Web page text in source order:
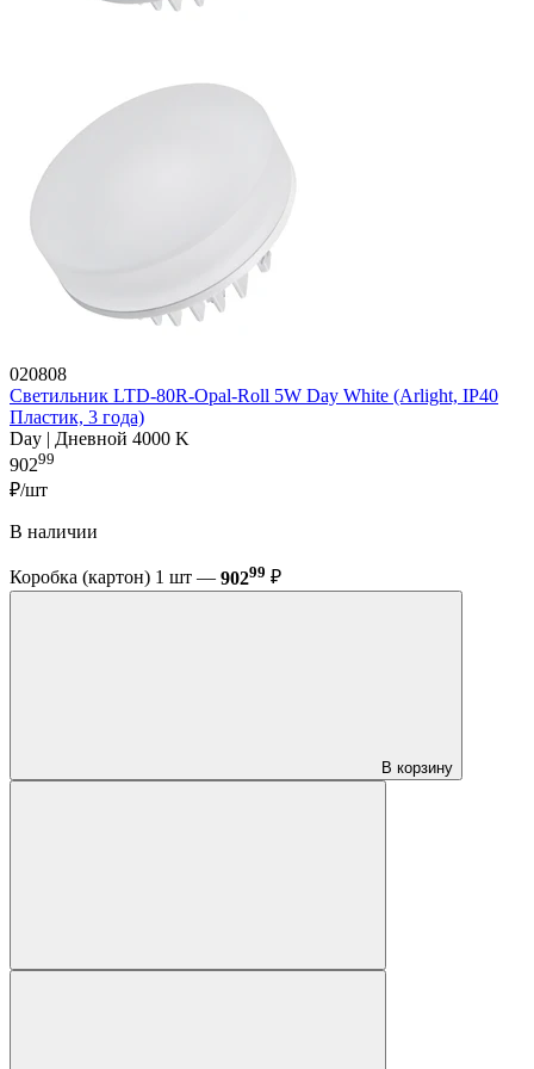
020808
Светильник LTD-80R-Opal-Roll 5W Day White (Arlight, IP40
Пластик, 3 года)
Day | Дневной 4000 K
90299
₽/шт
В наличии
Коробка (картон) 1 шт — 90299 ₽
В корзину